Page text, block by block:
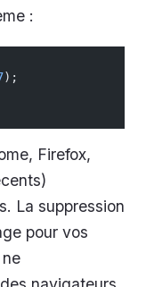
:
);
Firefox,
La suppression
pour vos